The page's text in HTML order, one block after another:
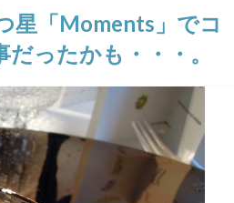
星「Moments」でコ
ったかも・・・。